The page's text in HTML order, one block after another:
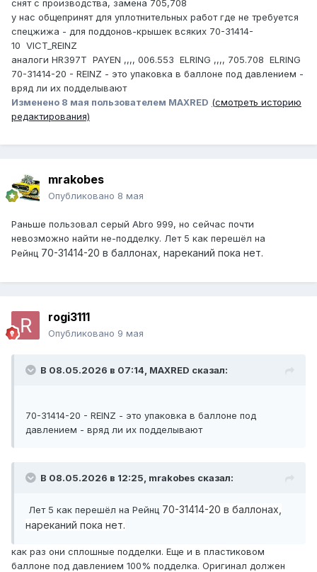
снят с производства, замена 705,708
у нас общепринят для уплотнительных работ где не требуется
спецжижа - для поддонов-крышек всяких 70-31414-
10 VICT_REINZ
аналоги HR397T PAYEN ,,,, 006.553 ELRING ,,,, 705.708 ELRING
70-31414-20 - REINZ - это упаковка в баллоне под давлением -
вряд ли их подделывают
Изменено 8 мая пользователем MAXRED (смотреть историю
редактирования)
mrakobes
Опубликовано 8 мая
Раньше пользовал серый Abro 999, но сейчас почти
невозможно найти не-подделку. Лет 5 как перешёл на
Рейнц 70-31414-20 в баллонах, нареканий пока нет.
rogi3111
Опубликовано 9 мая
В 08.05.2026 в 07:14, MAXRED сказал:
70-31414-20 - REINZ - это упаковка в баллоне под
давлением - вряд ли их подделывают
В 08.05.2026 в 12:25, mrakobes сказал:
Лет 5 как перешёл на Рейнц 70-31414-20 в баллонах,
нареканий пока нет.
как раз они сплошные подделки. Еще и в пластиковом
баллоне под давлением 100% подделка. Оригинал должен